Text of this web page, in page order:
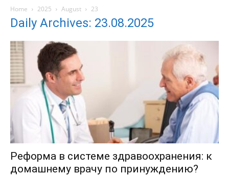
Home 2025 August 23
Daily Archives: 23.08.2025
Реформа в системе здравоохранения: к
домашнему врачу по принуждению?